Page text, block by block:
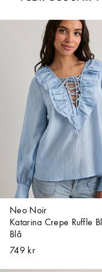
Neo Noir
Katarina Crepe Ruffle
Blå
749 kr